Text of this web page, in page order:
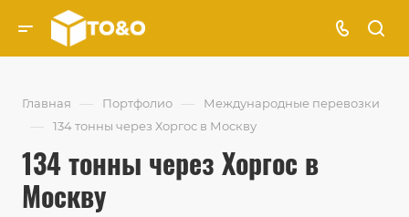
Главная — Портфолио — Международные перевозки
— 134 тонны через Хоргос в Москву
134 тонны через Хоргос в
Москву